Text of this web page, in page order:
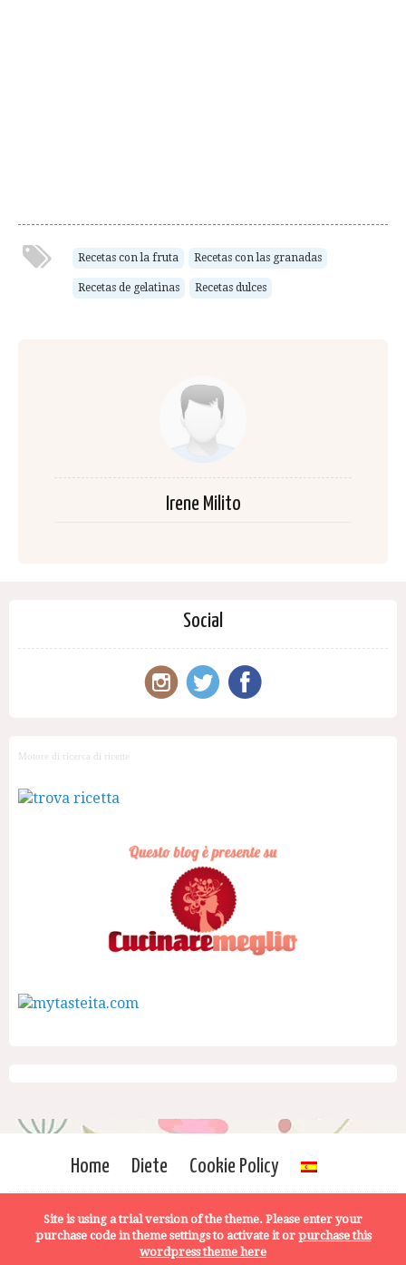
Recetas con la fruta Recetas con las granadas
Recetas de gelatinas Recetas dulces
Irene Milito
Social
Motore di ricerca di ricette
Home Diete Cookie Policy
Site is using a trial version of the theme. Please enter your
purchase code in theme settings to activate it or purchase this
wordpress theme here